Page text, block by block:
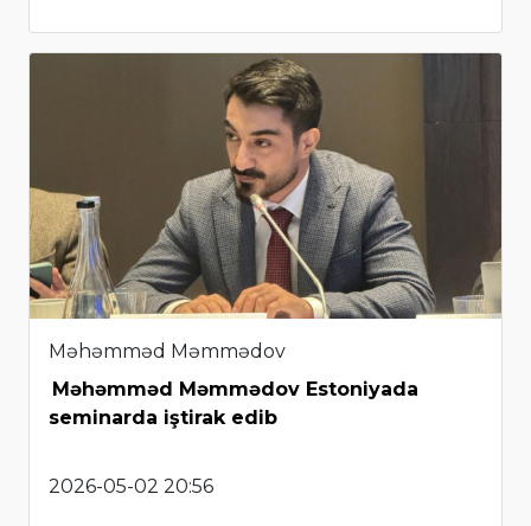
Məhəmməd Məmmədov
Məhəmməd Məmmədov Estoniyada
seminarda iştirak edib
2026-05-02 20:56